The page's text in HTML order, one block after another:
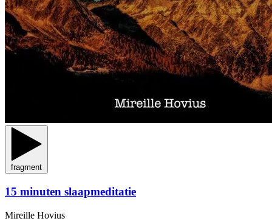
fragment
15 minuten slaapmeditatie
Mireille Hovius